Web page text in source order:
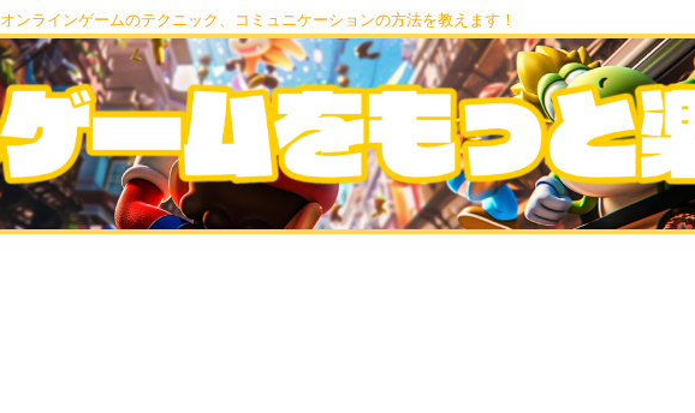
オンラインゲームのテクニック、コミュニケーションの方法を教えます！